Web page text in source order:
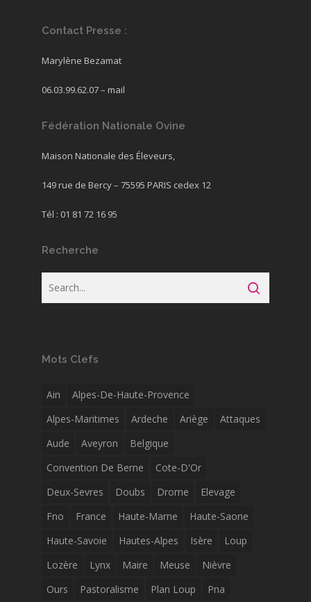
Contact Presse :
Marylène Bezamat
06.03.99.62.07 – mail
Fédération Nationale Ovine
Maison Nationale des Éleveurs,
149 rue de Bercy – 75595 PARIS cedex 12
Tél : 01 81 72 16 95
Recherche
Mots Clefs
Ain
Alpes-De-Haute-Provence
Alpes-Maritimes
Ardeche Ariège
Attaques
Aude
Aveyron
Belgique
Convention De Berne
Cote-D'Or
Deux-Sevres
Doubs Drome
Elevage
Fno
France Haute-Marne
Haute-Saone
Haute-Savoie
Hautes-Alpes Isère
Loup
Lozère
Lynx Maire Meuse
Nièvre
Ours
Pastoralisme Plan Loup Pna